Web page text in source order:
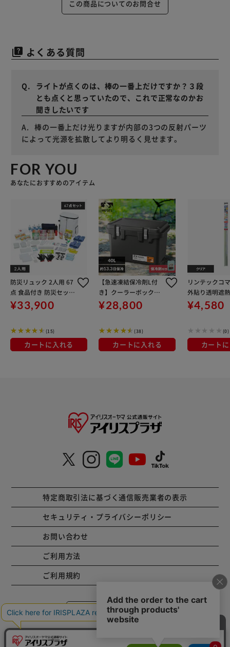
この商品についてのお問合せ
quiz よくある質問
ライトが点くのは、棒の一番上だけですか？３段
とも点くと思っていたので、これで正常なのかお
聞きしたいです
棒の一番上だけ光りますが内部の3つの反射パーツ
によって光源を拡散してより明るく見せます。
FOR YOU
あなたにおすすめのアイテム
防災リュック 2人用 67
点 食品付き 防災セット
防災グッズ NBS2-67
¥33,900
(15)
カートに入れる
【急速凍結保冷剤L付
き】クーラーボックス
HUGEL 40L 約13.3日
保冷 6面真空断熱パネ
ャコ－ルグレー
¥28,800
(38)
カートに入れる
リンテックコ
外貼り透明遮
ム クリア
¥4,580
(0)
カート
特定商取引法に基づく通信販売業者の表示
セキュリティ・プライバシーポリシー
お問い合わせ
ご利用方法
ご利用規約
コーポレートサイト